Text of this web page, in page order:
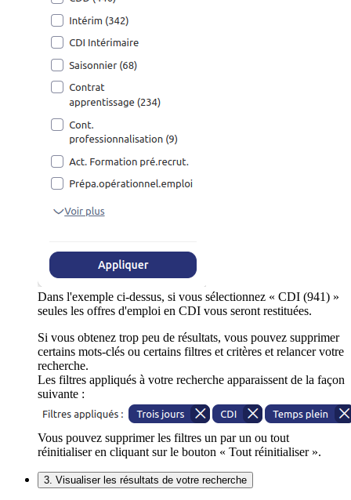
Dans l'exemple ci-dessus, si vous sélectionnez « CDI (941) »
seules les offres d'emploi en CDI vous seront restituées.
Si vous obtenez trop peu de résultats, vous pouvez supprimer
certains mots-clés ou certains filtres et critères et relancer votre
recherche.
Les filtres appliqués à votre recherche apparaissent de la façon
suivante :
Vous pouvez supprimer les filtres un par un ou tout
réinitialiser en cliquant sur le bouton « Tout réinitialiser ».
3. Visualiser les résultats de votre recherche